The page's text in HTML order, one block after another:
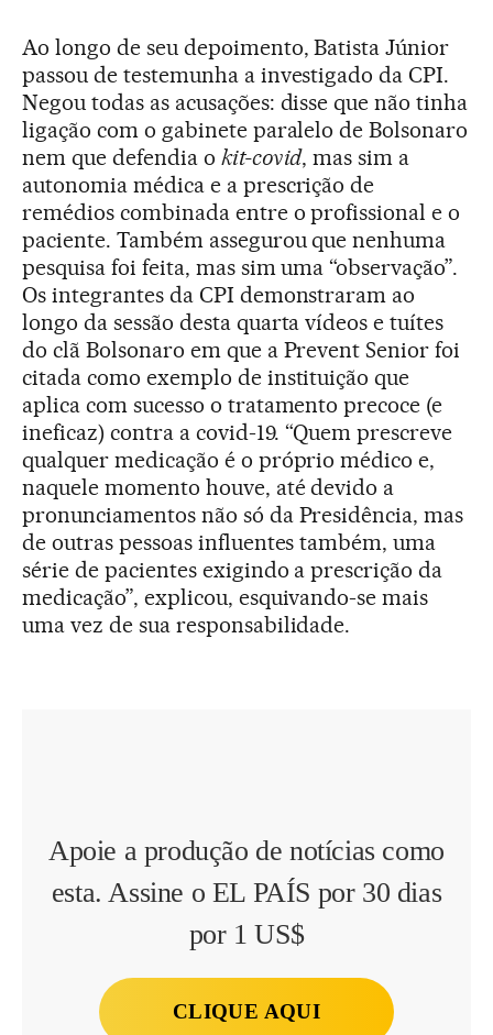
Ao longo de seu depoimento, Batista Júnior
passou de testemunha a investigado da CPI.
Negou todas as acusações: disse que não tinha
ligação com o gabinete paralelo de Bolsonaro
nem que defendia o kit-covid, mas sim a
autonomia médica e a prescrição de
remédios combinada entre o profissional e o
paciente. Também assegurou que nenhuma
pesquisa foi feita, mas sim uma “observação”.
Os integrantes da CPI demonstraram ao
longo da sessão desta quarta vídeos e tuítes
do clã Bolsonaro em que a Prevent Senior foi
citada como exemplo de instituição que
aplica com sucesso o tratamento precoce (e
ineficaz) contra a covid-19. “Quem prescreve
qualquer medicação é o próprio médico e,
naquele momento houve, até devido a
pronunciamentos não só da Presidência, mas
de outras pessoas influentes também, uma
série de pacientes exigindo a prescrição da
medicação”, explicou, esquivando-se mais
uma vez de sua responsabilidade.
Apoie a produção de notícias como
esta. Assine o EL PAÍS por 30 dias
por 1 US$
CLIQUE AQUI